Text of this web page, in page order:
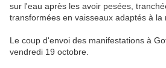
sur l'eau après les avoir pesées,
transformées en vaisseaux adaptés à la
Le coup d'envoi des manifestations à
vendredi 19 octobre.